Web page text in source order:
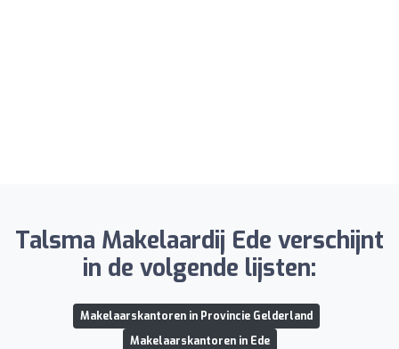
Talsma Makelaardij Ede verschijnt
in de volgende lijsten:
Makelaarskantoren in Provincie Gelderland
Makelaarskantoren in Ede